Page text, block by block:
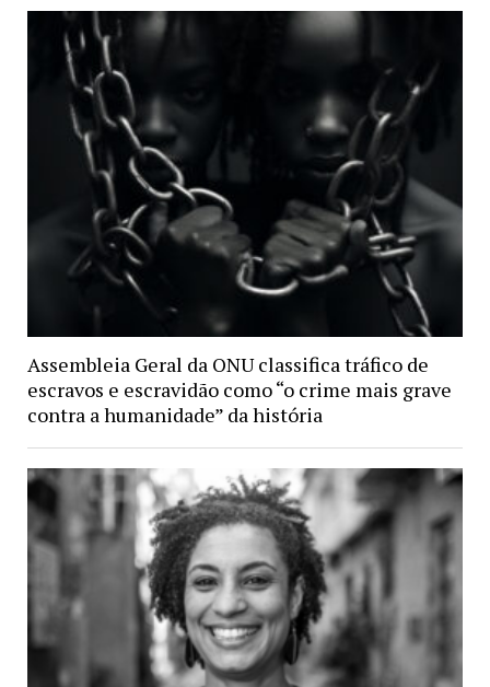
Assembleia Geral da ONU classifica tráfico de
escravos e escravidão como “o crime mais grave
contra a humanidade” da história